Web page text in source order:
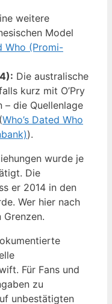
weitere
Model
Who (Promi-
Die australische
kurz mit O’Pry
– die Quellenlage
Who’s Dated Who
).
wurde je
Die
er 2014 in den
Wer hier nach
Für Fans und
zu
unbestätigten